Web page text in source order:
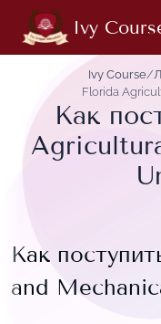
Ivy
Ivy Course/
Florida
Как
Как
and